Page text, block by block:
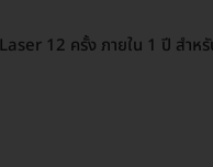
12 ครั้ง ภายใน 1 ปี สำห